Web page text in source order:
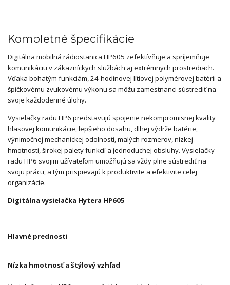
Kompletné špecifikácie
Digitálna mobilná rádiostanica HP605 zefektívňuje a spríjemňuje
komunikáciu v zákazníckych službách aj extrémnych prostrediach.
Vďaka bohatým funkciám, 24-hodinovej lítiovej polymérovej batérii a
špičkovému zvukovému výkonu sa môžu zamestnanci sústrediť na
svoje každodenné úlohy.
Vysielačky radu HP6 predstavujú spojenie nekompromisnej kvality
hlasovej komunikácie, lepšieho dosahu, dlhej výdrže batérie,
výnimočnej mechanickej odolnosti, malých rozmerov, nízkej
hmotnosti, širokej palety funkcií a jednoduchej obsluhy. Vysielačky
radu HP6 svojim užívateľom umožňujú sa vždy plne sústrediť na
svoju prácu, a tým prispievajú k produktivite a efektivite celej
organizácie.
Digitálna vysielačka Hytera HP605
Hlavné prednosti
Nízka hmotnosť a štýlový vzhľad